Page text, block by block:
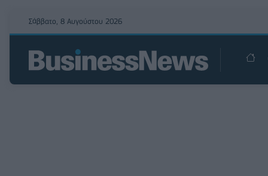
Σάββατο, 8 Αυγούστου 2026